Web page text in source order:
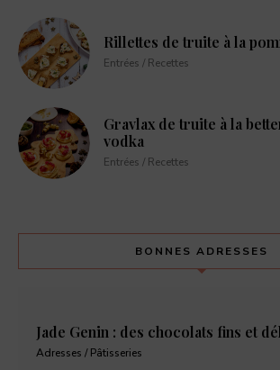
Rillettes de truite à la
Entrées / Recettes
Gravlax de truite à la
vodka
Entrées / Recettes
BONNES ADRESSES
Jade Genin : des chocolats fins et
Adresses / Pâtisseries